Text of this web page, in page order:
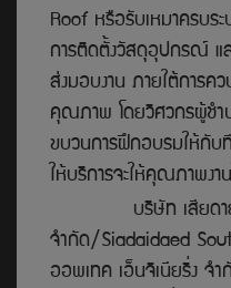
Roof หรือรับเหมาครบระ
การติดตั้งวัสดุอุปกรณ์ แล
ส่งมอบงาน ภายใต้การค
คุณภาพ โดยวิศวกรผู้ชำ
ขบวนการฝึกอบรมให้กับที
ให้บริการจะให้คุณภาพงา
บริษัท เสียดายแด
จำกัด/Siadaidaed
ออพเทค เอ็นจิเนียริ่ง จ